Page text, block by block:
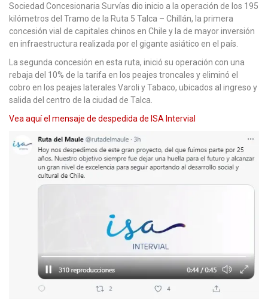
Sociedad Concesionaria Survías dio inicio a la operación de los 195
kilómetros del Tramo de la Ruta 5 Talca – Chillán, la primera
concesión vial de capitales chinos en Chile y la de mayor inversión
en infraestructura realizada por el gigante asiático en el país.
La segunda concesión en esta ruta, inició su operación con una
rebaja del 10% de la tarifa en los peajes troncales y eliminó el
cobro en los peajes laterales Varoli y Tabaco, ubicados al ingreso y
salida del centro de la ciudad de Talca.
Vea aquí el mensaje de despedida de ISA Intervial